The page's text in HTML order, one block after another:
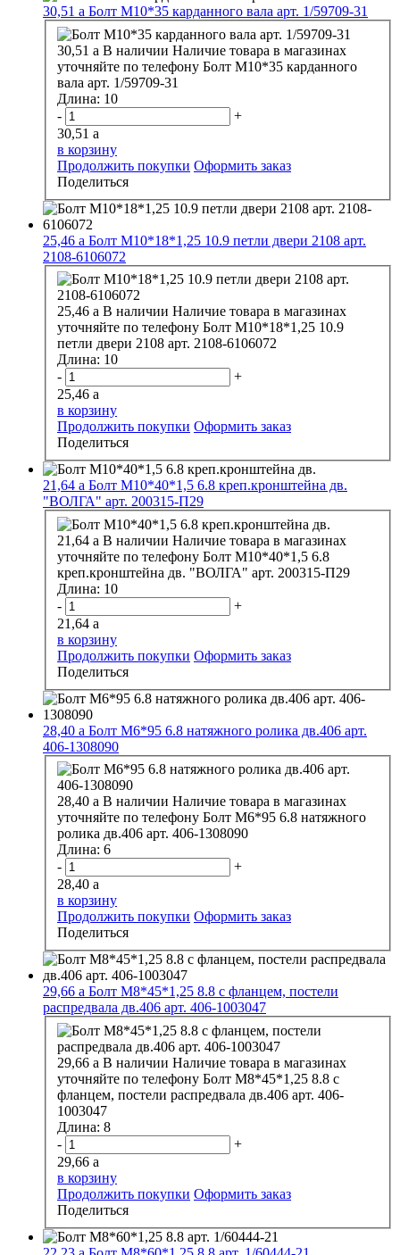
30,51 a Болт М10*35 карданного вала арт. 1/59709-31
30,51 a В наличии Наличие товара в магазинах
уточняйте по телефону Болт М10*35 карданного
вала арт. 1/59709-31
Длина: 10
-
+
30,51 a
в корзину
Продолжить покупки Оформить заказ
Поделиться
25,46 a Болт М10*18*1,25 10.9 петли двери 2108 арт.
2108-6106072
25,46 a В наличии Наличие товара в магазинах
уточняйте по телефону Болт М10*18*1,25 10.9
петли двери 2108 арт. 2108-6106072
Длина: 10
-
+
25,46 a
в корзину
Продолжить покупки Оформить заказ
Поделиться
21,64 a Болт М10*40*1,5 6.8 креп.кронштейна дв.
"ВОЛГА" арт. 200315-П29
21,64 a В наличии Наличие товара в магазинах
уточняйте по телефону Болт М10*40*1,5 6.8
креп.кронштейна дв. "ВОЛГА" арт. 200315-П29
Длина: 10
-
+
21,64 a
в корзину
Продолжить покупки Оформить заказ
Поделиться
28,40 a Болт М6*95 6.8 натяжного ролика дв.406 арт.
406-1308090
28,40 a В наличии Наличие товара в магазинах
уточняйте по телефону Болт М6*95 6.8 натяжного
ролика дв.406 арт. 406-1308090
Длина: 6
-
+
28,40 a
в корзину
Продолжить покупки Оформить заказ
Поделиться
29,66 a Болт М8*45*1,25 8.8 с фланцем, постели
распредвала дв.406 арт. 406-1003047
29,66 a В наличии Наличие товара в магазинах
уточняйте по телефону Болт М8*45*1,25 8.8 с
фланцем, постели распредвала дв.406 арт. 406-
1003047
Длина: 8
-
+
29,66 a
в корзину
Продолжить покупки Оформить заказ
Поделиться